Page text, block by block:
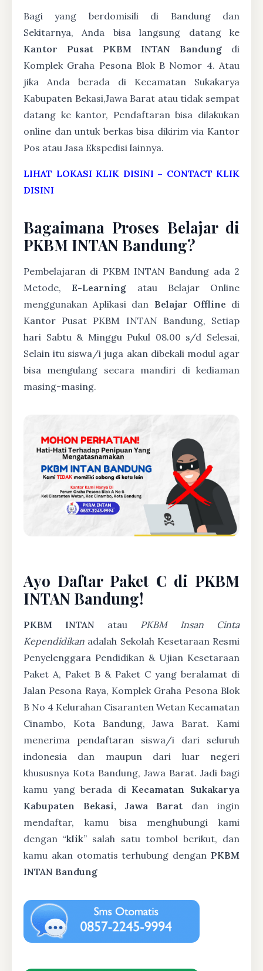
Bagi yang berdomisili di Bandung dan
Sekitarnya, Anda bisa langsung datang ke
Kantor Pusat PKBM INTAN Bandung di
Komplek Graha Pesona Blok B Nomor 4. Atau
jika Anda berada di Kecamatan Sukakarya
Kabupaten Bekasi,Jawa Barat atau tidak sempat
datang ke kantor, Pendaftaran bisa dilakukan
online dan untuk berkas bisa dikirim via Kantor
Pos atau Jasa Ekspedisi lainnya.
LIHAT LOKASI KLIK DISINI – CONTACT KLIK
DISINI
Bagaimana Proses Belajar di
PKBM INTAN Bandung?
Pembelajaran di PKBM INTAN Bandung ada 2
Metode,E-Learning atau Belajar Online
menggunakan Aplikasi dan Belajar Offline di
Kantor Pusat PKBM INTAN Bandung, Setiap
hari Sabtu & Minggu Pukul 08.00 s/d Selesai,
Selain itu siswa/i juga akan dibekali modul agar
bisa mengulang secara mandiri di kediaman
masing-masing.
Ayo Daftar Paket C di PKBM
INTAN Bandung!
PKBM INTAN atau PKBM Insan Cinta
Kependidikan adalah Sekolah Kesetaraan Resmi
Penyelenggara Pendidikan & Ujian Kesetaraan
Paket A, Paket B & Paket C yang beralamat di
Jalan Pesona Raya, Komplek Graha Pesona Blok
B No 4 Kelurahan Cisaranten Wetan Kecamatan
Cinambo, Kota Bandung, Jawa Barat. Kami
menerima pendaftaran siswa/i dari seluruh
indonesia dan maupun dari luar negeri
khususnya Kota Bandung, Jawa Barat. Jadi bagi
kamu yang berada di Kecamatan Sukakarya
Kabupaten Bekasi, Jawa Barat dan ingin
mendaftar, kamu bisa menghubungi kami
dengan “klik” salah satu tombol berikut, dan
kamu akan otomatis terhubung dengan PKBM
INTAN Bandung